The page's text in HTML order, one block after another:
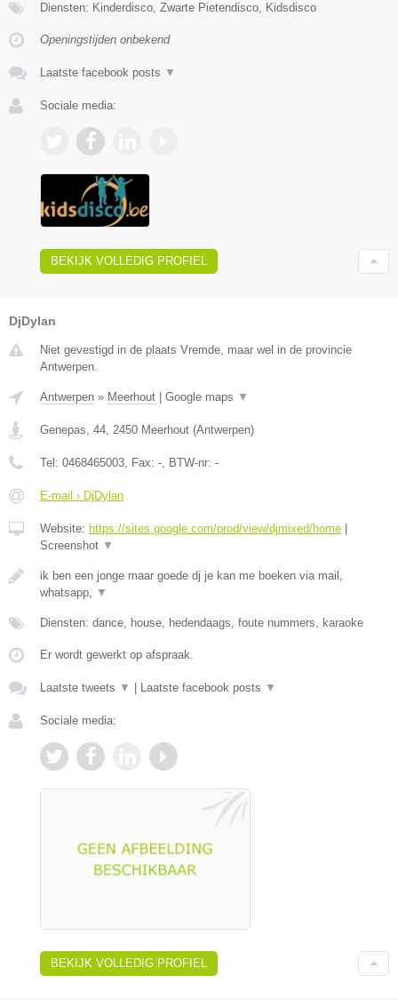
Diensten: Kinderdisco, Zwarte Pietendisco, Kidsdisco
Openingstijden onbekend
Laatste facebook posts ▼
Sociale media:
BEKIJK VOLLEDIG PROFIEL
DjDylan
Niet gevestigd in de plaats Vremde, maar wel in de provincie
Antwerpen.
Antwerpen » Meerhout Google maps ▼
Genepas, 44, 2450 Meerhout (Antwerpen)
Tel: 0468465003, Fax: -, BTW-nr: -
E-mail › DjDylan
Website: https://sites.google.com/prod/view/djmixed/home
Screenshot ▼
ik ben een jonge maar goede dj je kan me boeken via mail,
whatsapp, ▼
Diensten: dance, house, hedendaags, foute nummers, karaoke
Er wordt gewerkt op afspraak.
Laatste tweets ▼ Laatste facebook posts ▼
Sociale media:
BEKIJK VOLLEDIG PROFIEL